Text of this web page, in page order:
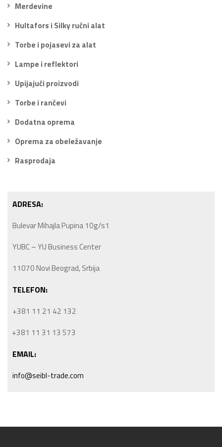
Merdevine
Hultafors i Silky ručni alat
Torbe i pojasevi za alat
Lampe i reflektori
Upijajući proizvodi
Torbe i rančevi
Dodatna oprema
Oprema za obeležavanje
Rasprodaja
ADRESA:
Bulevar Mihajla Pupina 10g/s1
YUBC – YU Business Center
11070 Novi Beograd, Srbija
TELEFON:
+381 11 21 42 132
+381 11 31 13 573
EMAIL:
info@seibl-trade.com